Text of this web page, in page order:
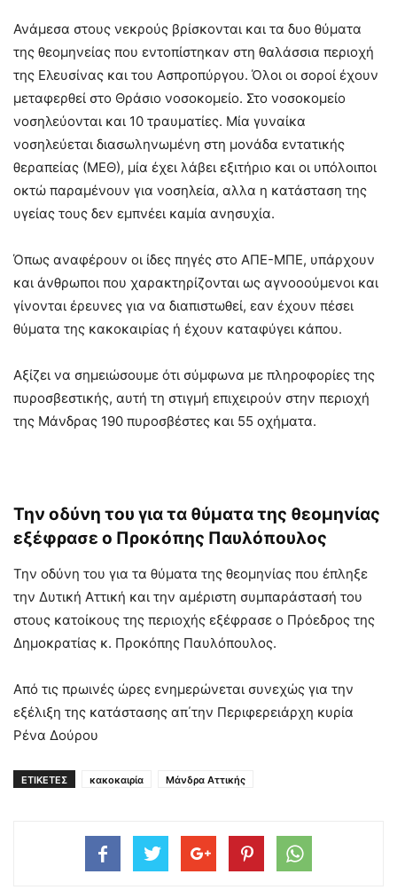
Ανάμεσα στους νεκρούς βρίσκονται και τα δυο θύματα
της θεομηνείας που εντοπίστηκαν στη θαλάσσια περιοχή
της Ελευσίνας και του Ασπροπύργου. Όλοι οι σοροί έχουν
μεταφερθεί στο Θράσιο νοσοκομείο. Στο νοσοκομείο
νοσηλεύονται και 10 τραυματίες. Μία γυναίκα
νοσηλεύεται διασωληνωμένη στη μονάδα εντατικής
θεραπείας (ΜΕΘ), μία έχει λάβει εξιτήριο και οι υπόλοιποι
οκτώ παραμένουν για νοσηλεία, αλλα η κατάσταση της
υγείας τους δεν εμπνέει καμία ανησυχία.
Όπως αναφέρουν οι ίδες πηγές στο ΑΠΕ-ΜΠΕ, υπάρχουν
και άνθρωποι που χαρακτηρίζονται ως αγνοοούμενοι και
γίνονται έρευνες για να διαπιστωθεί, εαν έχουν πέσει
θύματα της κακοκαιρίας ή έχουν καταφύγει κάπου.
Αξίζει να σημειώσουμε ότι σύμφωνα με πληροφορίες της
πυροσβεστικής, αυτή τη στιγμή επιχειρούν στην περιοχή
της Μάνδρας 190 πυροσβέστες και 55 οχήματα.
Την οδύνη του για τα θύματα της θεομηνίας
εξέφρασε ο Προκόπης Παυλόπουλος
Την οδύνη του για τα θύματα της θεομηνίας που έπληξε
την Δυτική Αττική και την αμέριστη συμπαράστασή του
στους κατοίκους της περιοχής εξέφρασε ο Πρόεδρος της
Δημοκρατίας κ. Προκόπης Παυλόπουλος.
Από τις πρωινές ώρες ενημερώνεται συνεχώς για την
εξέλιξη της κατάστασης απ΄την Περιφερειάρχη κυρία
Ρένα Δούρου
ΕΤΙΚΕΤΕΣ κακοκαιρία Μάνδρα Αττικής